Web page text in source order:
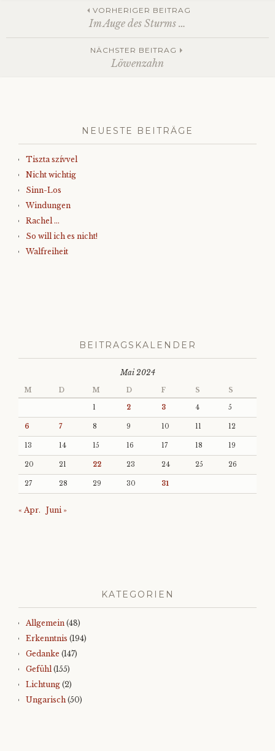
Beitrags-
Navigation
VORHERIGER BEITRAG
Im Auge des Sturms …
NÄCHSTER BEITRAG
Löwenzahn
NEUESTE BEITRÄGE
Tiszta szívvel
Nicht wichtig
Sinn-Los
Windungen
Rachel …
So will ich es nicht!
Walfreiheit
BEITRAGSKALENDER
Mai 2024
M D M D F S S
1 2 3 4 5
6 7 8 9 10 11 12
13 14 15 16 17 18 19
20 21 22 23 24 25 26
27 28 29 30 31
« Apr. Juni »
KATEGORIEN
Allgemein (48)
Erkenntnis (194)
Gedanke (147)
Gefühl(155)
Lichtung (2)
Ungarisch (50)